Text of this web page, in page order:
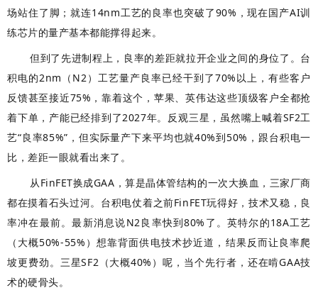
场站住了脚；就连14nm工艺的良率也突破了90%，现在国产AI训
练芯片的量产基本都能撑得起来。
但到了先进制程上，良率的差距就拉开企业之间的身位了。台
积电的2nm（N2）工艺量产良率已经干到了70%以上，有些客户
反馈甚至接近75%，靠着这个，苹果、英伟达这些顶级客户全都抢
着下单，产能已经排到了2027年。反观三星，虽然嘴上喊着SF2工
艺“良率85%”，但实际量产下来平均也就40%到50%，跟台积电一
比，差距一眼就看出来了。
从FinFET换成GAA，算是晶体管结构的一次大换血，三家厂商
都在摸着石头过河。台积电仗着之前FinFET玩得好，技术又稳，良
率冲在最前。最新消息说N2良率快到80%了。英特尔的18A工艺
（大概50%-55%）想靠背面供电技术抄近道，结果反而让良率爬
坡更费劲。三星SF2（大概40%）呢，当个先行者，还在啃GAA技
术的硬骨头。